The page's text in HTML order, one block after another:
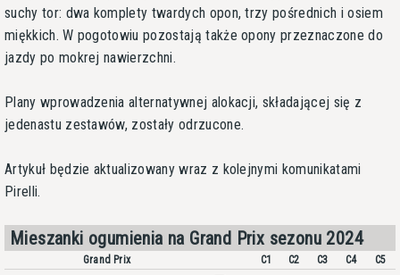
suchy tor: dwa komplety twardych opon, trzy pośrednich i osiem
miękkich. W pogotowiu pozostają także opony przeznaczone do
jazdy po mokrej nawierzchni.
Plany wprowadzenia alternatywnej alokacji, składającej się z
jedenastu zestawów, zostały odrzucone.
Artykuł będzie aktualizowany wraz z kolejnymi komunikatami
Pirelli.
Mieszanki ogumienia na Grand Prix sezonu 2024
Grand Prix C1 C2 C3 C4
C5